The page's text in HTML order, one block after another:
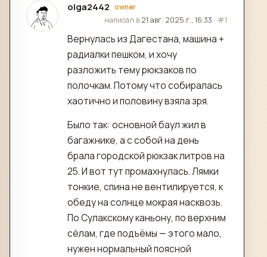
olga2442 owner
отредактировано
написал в 21 авг. 2025 г., 16:33 · #1
Вернулась из Дагестана, машина +
радиалки пешком, и хочу
разложить тему рюкзаков по
полочкам. Потому что собиралась
хаотично и половину взяла зря.
Было так: основной баул жил в
багажнике, а с собой на день
брала городской рюкзак литров на
25. И вот тут промахнулась. Лямки
тонкие, спина не вентилируется, к
обеду на солнце мокрая насквозь.
По Сулакскому каньону, по верхним
сёлам, где подъёмы — этого мало,
нужен нормальный поясной